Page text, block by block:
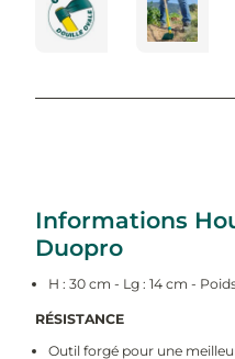
Informations
Duopro
H : 30 cm - Lg : 14 cm -
RÉSISTANCE
Outil forgé pour une